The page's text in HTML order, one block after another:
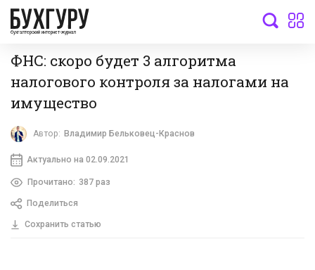
бухгалтерский интернет-журнал
ФНС: скоро будет 3 алгоритма
налогового контроля за налогами на
имущество
Автор: Владимир Бельковец-Краснов
Актуально на 02.09.2021
Прочитано: 387 раз
Поделиться
Сохранить статью